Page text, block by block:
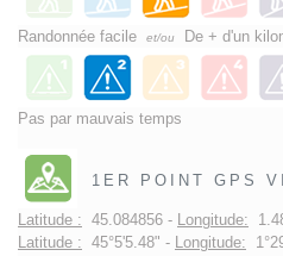
Randonnée facile et/ou De + d'un
Pas par mauvais temps
1ER POINT GPS
Latitude : 45.084856 - Longitude:
Latitude : 45°5'5.48" - Longitude: